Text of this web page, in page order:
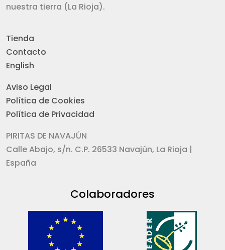
nuestra tierra (La Rioja).
Tienda
Contacto
English
Aviso Legal
Política de Cookies
Política de Privacidad
PIRITAS DE NAVAJÚN
Calle Abajo, s/n. C.P. 26533 Navajún, La Rioja |
España
Colaboradores